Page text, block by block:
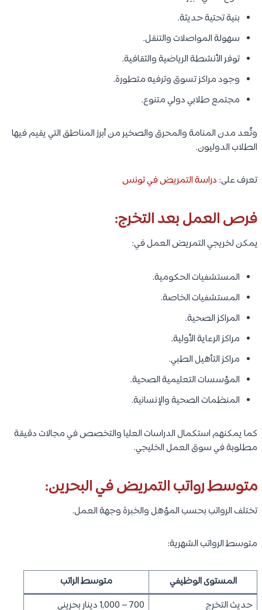
البرنامج مدعم بنسبة 100% للطلاب البحرينيين.
تكلفة المعيشة في البحرين للطلاب:
تشمل المصروفات الشهرية المتوقعة:
السكن
150 – 500 دينار بحريني
المواصلات
20 – 80 دينار بحريني
مصروفات أخرى
50 – 150 دينار بحريني
شهريًا.
اقرأ المزيد: دراسة التمريض في قطر
كيفية التقديم لدراسة التمريض في
البحرين؟
اختيار الجامعة المناسبة.
تجهيز جميع المستندات المطلوبة.
رفع المستندات وسداد رسوم الطلب.
يحتاج معظم الطلاب الدوليين إلى الحصول على تأشيرة دراسية أو
تصريح إقامة دراسية قبل بدء الدراسة.